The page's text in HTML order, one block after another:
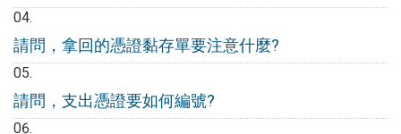
請問，拿回的憑證黏存單要注意什麼?
請問，支出憑證要如何編號?